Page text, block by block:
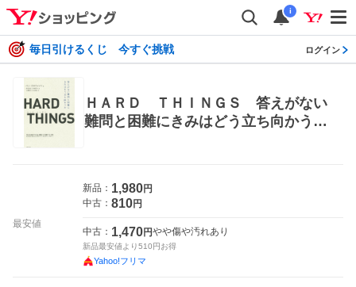
i
毎日引けるくじ 今すぐ挑戦 ログイン
ＨＡＲＤ ＴＨＩＮＧＳ 答えがない
難問と困難にきみはどう立ち向かうか
最安値
新品： 1,980円
中古： 810円
中古： 1,470円やや傷や汚れあり
新品最安値より510円お得
Yahoo!フリマ